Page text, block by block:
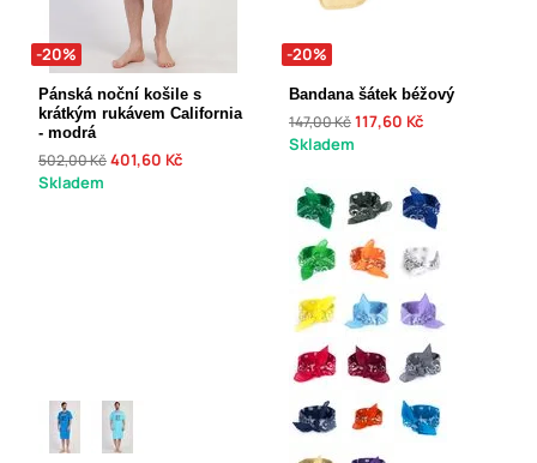
-20%
Pánská noční košile s
krátkým rukávem California
- modrá
502,00 Kč401,60 Kč
Skladem
-20%
Bandana šátek béžový
147,00 Kč117,60 Kč
Skladem